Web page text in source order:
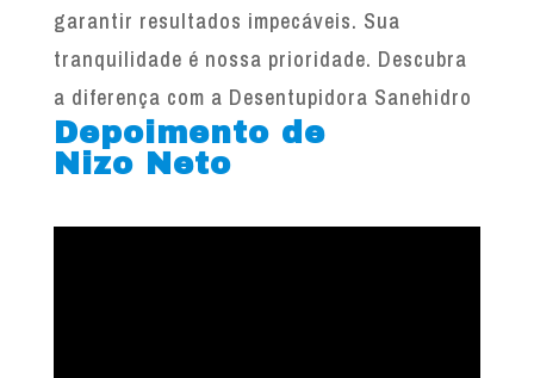
garantir resultados impecáveis. Sua
tranquilidade é nossa prioridade. Descubra
a diferença com a Desentupidora Sanehidro
Depoimento de
Nizo Neto